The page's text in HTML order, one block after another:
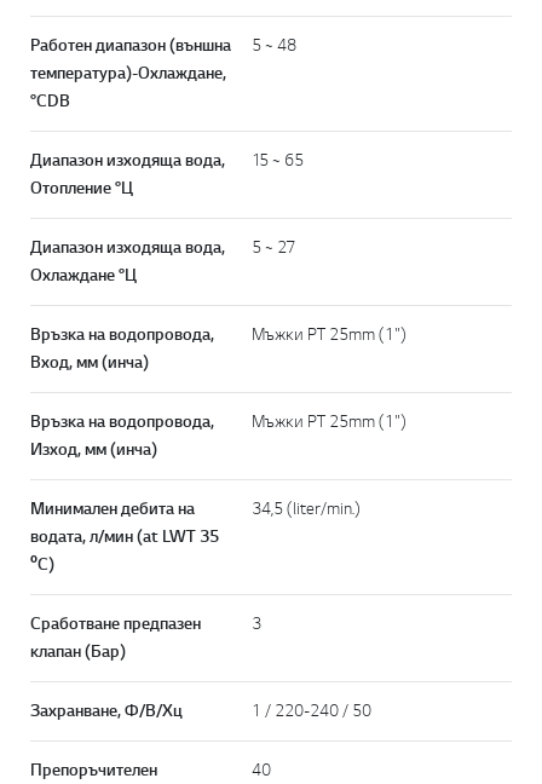
Работен диапазон (външна
температура)-Охлаждане,
°CDB
5 ~ 48
Диапазон изходяща вода,
Отопление °Ц
15 ~ 65
Диапазон изходяща вода,
Охлаждане °Ц
5 ~ 27
Връзка на водопровода,
Вход, мм (инча)
Мъжки PT 25mm (1")
Връзка на водопровода,
Изход, мм (инча)
Мъжки PT 25mm (1")
Минимален дебита на
водата, л/мин (at LWT 35
ºC)
34,5 (liter/min.)
Сработване предпазен
клапан (Бар)
3
Захранване, Ф/В/Хц 1 / 220-240 / 50
Препоръчителен
40